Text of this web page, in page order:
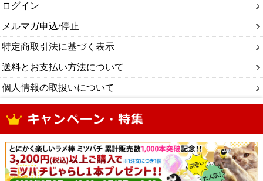
ログイン
メルマガ申込/停止
特定商取引法に基づく表示
送料とお支払い方法について
個人情報の取扱いについて